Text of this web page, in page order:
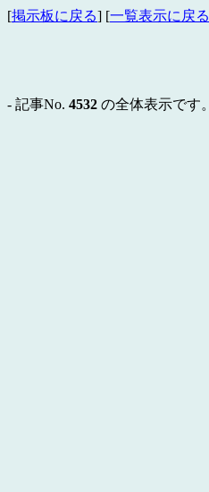
[掲示板に戻る] [一覧表示に戻る
- 記事No. 4532 の全体表示です。